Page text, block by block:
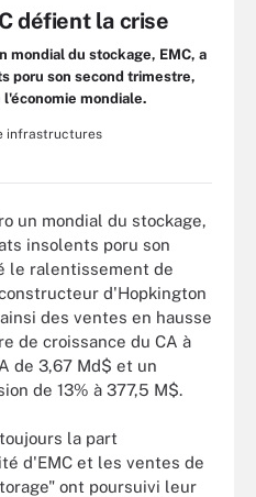
défient la crise
mondial du stockage, EMC, a
poru son second trimestre,
mondiale.
infrastructures
un mondial du stockage,
insolents poru son
le ralentissement de
d'Hopkington
des ventes en hausse
de croissance du CA à
de 3,67 Md$ et un
de 13% à 377,5 M$.
la part
d'EMC et les ventes de
ont poursuivi leur